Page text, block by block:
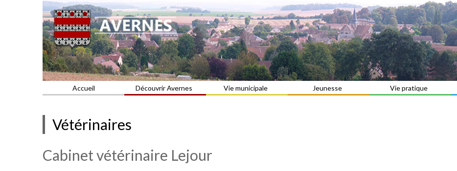
AVERNES
Commune du Val d'Oise
Accueil Découvrir Avernes Vie municipale Jeunesse Vie pratique
Vétérinaires
Cabinet vétérinaire Lejour